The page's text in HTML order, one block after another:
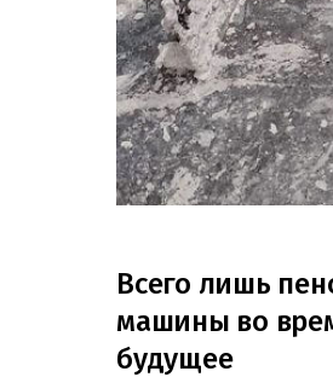
Всего лишь
машины во
будущее